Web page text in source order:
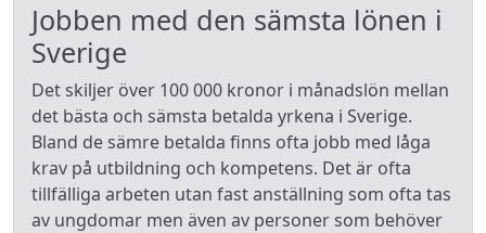
Jobben med den sämsta lönen i
Sverige
Det skiljer över 100 000 kronor i månadslön mellan
det bästa och sämsta betalda yrkena i Sverige.
Bland de sämre betalda finns ofta jobb med låga
krav på utbildning och kompetens. Det är ofta
tillfälliga arbeten utan fast anställning som ofta tas
av ungdomar men även av personer som behöver